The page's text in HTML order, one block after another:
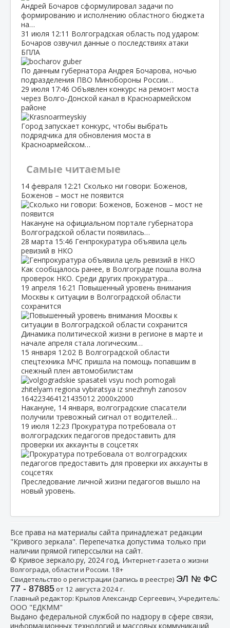
Андрей Бочаров сформулировал задачи по
формированию и исполнению областного бюджета
на…
31 июля 12:11 Волгоградская область под ударом:
Бочаров озвучил данные о последствиях атаки
БПЛА
По данным губернатора Андрея Бочарова, ночью
подразделения ПВО Минобороны России…
29 июля 17:46 Объявлен конкурс на ремонт моста
через Волго‑Донской канал в Красноармейском
районе
Город запускает конкурс, чтобы выбрать
подрядчика для обновления моста в
Красноармейском…
Самые читаемые
14 февраля 12:21 Сколько ни говори: Боженов,
Боженов – мост не появится
Накануне на официальном портале губернатора
Волгоградской области появилась…
28 марта 15:46 Генпрокуратура объявила цель
ревизий в НКО
Как сообщалось ранее, в Волгограде пошла волна
проверок НКО. Среди других прокуратура…
19 апреля 16:21 Повышенный уровень внимания
Москвы к ситуации в Волгоградской области
сохранится
Динамика политической жизни в регионе в марте и
начале апреля стала логическим…
15 января 12:02 В Волгоградской области
спецтехника МЧС пришла на помощь попавшим в
снежный плен автомобилистам
Накануне, 14 января, волгоградские спасатели
получили тревожный сигнал от водителей…
19 июля 12:23 Прокуратура потребовала от
волгоградских педагогов предоставить для
проверки их аккаунты в соцсетях
Преследование личной жизни педагогов вышло на
новый уровень.
Все права на материалы сайта принадлежат редакции
"Кривого зеркала". Перепечатка допустима только при
наличии прямой гиперссылки на сайт.
© Кривое зеркало.ру, 2024 год, Интернет-газета о жизни
Волгограда, области и России. 18+
Свидетельство о регистрации (запись в реестре) ЭЛ № ФС
77 - 87885от 12 августа 2024 г.
Главный редактор: Крылов Александр Сергеевич, Учредитель:
ООО "ЕДКММ"
Выдано федеральной службой по надзору в сфере связи,
информационных технологий и массовых коммуникаций